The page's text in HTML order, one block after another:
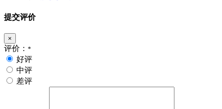
提交评价
×
评价： *
好评
中评
差评